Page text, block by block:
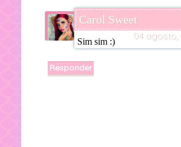
Carol Sweet
04 agosto,
Sim sim :)
Responder